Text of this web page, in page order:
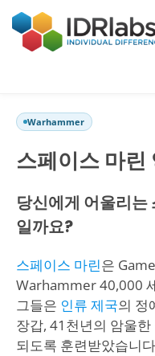
Warhammer
스페이스 마린
당신에게 어울리는
일까요?
스페이스 마린은
Warhammer 40,000
그들은 인류 제국의 정
장갑, 41천년의 암울
되도록 훈련받았습니